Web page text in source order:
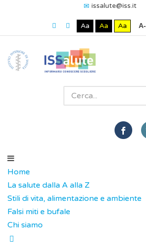
issalute@iss.it
Aa Aa Aa A-
Home
La salute dalla A alla Z
Stili di vita, alimentazione e ambiente
Falsi miti e bufale
Chi siamo